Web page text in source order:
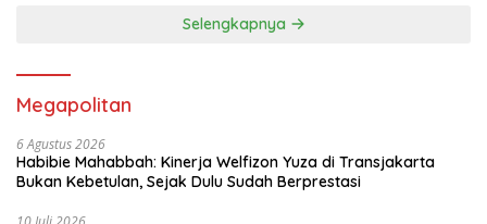
Selengkapnya
Megapolitan
6 Agustus 2026
Habibie Mahabbah: Kinerja Welfizon Yuza di Transjakarta
Bukan Kebetulan, Sejak Dulu Sudah Berprestasi